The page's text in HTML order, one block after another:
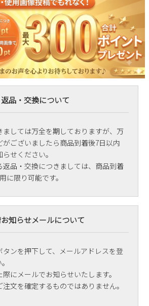
返品・交換について
ましては万全を期しておりますが、万
がございましたら商品到着後7日以内
せください。
返品・交換につきましては、商品到着
に限り可能です。
知らせメールについて
タンを押下して、メールアドレスを登
にメールでお知らせいたします。
文を確定するものではありません。